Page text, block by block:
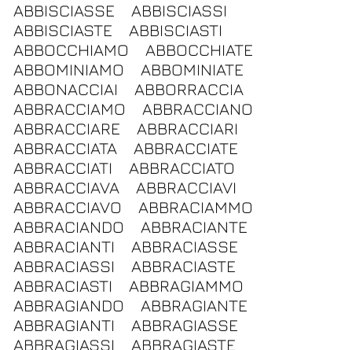
ABBISCIASSE
ABBISCIASSI
ABBISCIASTE
ABBISCIASTI
ABBOCCHIAMO
ABBOCCHIATE
ABBOMINIAMO
ABBOMINIATE
ABBONACCIAI
ABBORRACCIA
ABBRACCIAMO
ABBRACCIANO
ABBRACCIARE
ABBRACCIARI
ABBRACCIATA
ABBRACCIATE
ABBRACCIATI
ABBRACCIATO
ABBRACCIAVA
ABBRACCIAVI
ABBRACCIAVO
ABBRACIAMMO
ABBRACIANDO
ABBRACIANTE
ABBRACIANTI
ABBRACIASSE
ABBRACIASSI
ABBRACIASTE
ABBRACIASTI
ABBRAGIAMMO
ABBRAGIANDO
ABBRAGIANTE
ABBRAGIANTI
ABBRAGIASSE
ABBRAGIASSI
ABBRAGIASTE